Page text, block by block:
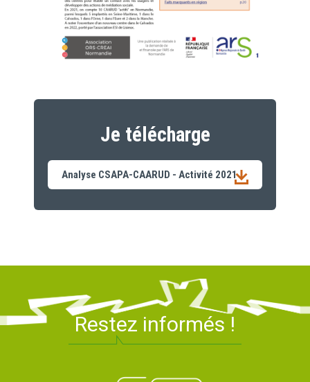
Je télécharge
Analyse CSAPA-CAARUD - Activité 2021
Restez informés !